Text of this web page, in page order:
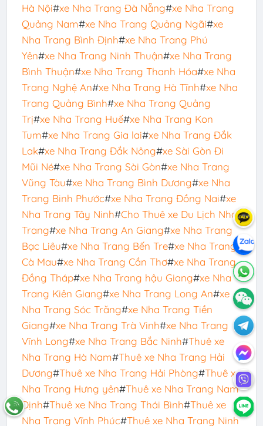
Hà Nội#xe Nha Trang Đà Nẵng#xe Nha Trang
Quảng Nam#xe Nha Trang Quảng Ngãi#xe
Nha Trang Bình Định#xe Nha Trang Phú
Yên#xe Nha Trang Ninh Thuận#xe Nha Trang
Bình Thuận#xe Nha Trang Thanh Hóa#xe Nha
Trang Nghệ An#xe Nha Trang Hà Tĩnh#xe Nha
Trang Quảng Bình#xe Nha Trang Quảng
Trị#xe Nha Trang Huế#xe Nha Trang Kon
Tum#xe Nha Trang Gia lai#xe Nha Trang Đắk
Lak#xe Nha Trang Đắk Nông#xe Sài Gòn Đi
Mũi Né#xe Nha Trang Sài Gòn#xe Nha Trang
Vũng Tàu#xe Nha Trang Bình Dương#xe Nha
Trang Binh Phước#xe Nha Trang Đồng Nai#xe
Nha Trang Tây Ninh#Cho Thuê xe Du Lịch Nha
Trang#xe Nha Trang An Giang#xe Nha Trang
Bạc Liêu#xe Nha Trang Bến Tre#xe Nha Trang
Cà Mau#xe Nha Trang Cần Thơ#xe Nha Trang
Đồng Tháp#xe Nha Trang hậu Giang#xe Nha
Trang Kiên Giang#xe Nha Trang Long An#xe
Nha Trang Sóc Trăng#xe Nha Trang Tiền
Giang#xe Nha Trang Trà Vinh#xe Nha Trang
Vĩnh Long#xe Nha Trang Bắc Ninh#Thuê xe
Nha Trang Hà Nam#Thuê xe Nha Trang Hải
Dương#Thuê xe Nha Trang Hải Phòng#Thuê xe
Nha Trang Hưng yên#Thuê xe Nha Trang Nam
Định#Thuê xe Nha Trang Thái Bình#Thuê xe
Nha Trang Vĩnh Phúc#Thuê xe Nha Trang Ninh